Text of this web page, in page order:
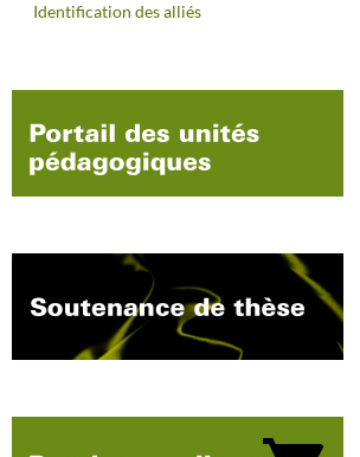
Identification des alliés